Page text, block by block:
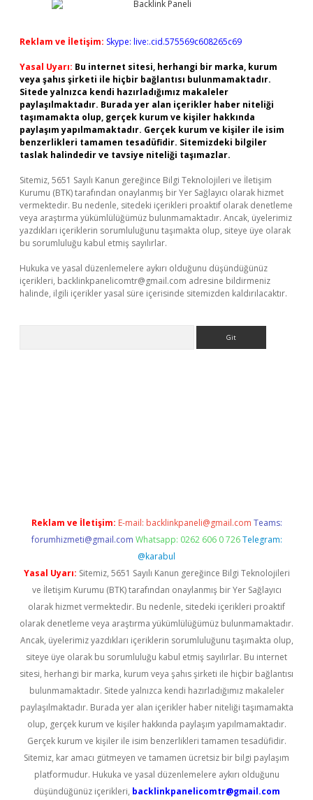
Reklam ve İletişim: Skype: live:.cid.575569c608265c69
Yasal Uyarı: Bu internet sitesi, herhangi bir marka, kurum
veya şahıs şirketi ile hiçbir bağlantısı bulunmamaktadır.
Sitede yalnızca kendi hazırladığımız makaleler
paylaşılmaktadır. Burada yer alan içerikler haber niteliği
taşımamakta olup, gerçek kurum ve kişiler hakkında
paylaşım yapılmamaktadır. Gerçek kurum ve kişiler ile isim
benzerlikleri tamamen tesadüfidir. Sitemizdeki bilgiler
taslak halindedir ve tavsiye niteliği taşımazlar.
Sitemiz, 5651 Sayılı Kanun gereğince Bilgi Teknolojileri ve İletişim
Kurumu (BTK) tarafından onaylanmış bir Yer Sağlayıcı olarak hizmet
vermektedir. Bu nedenle, sitedeki içerikleri proaktif olarak denetleme
veya araştırma yükümlülüğümüz bulunmamaktadır. Ancak, üyelerimiz
yazdıkları içeriklerin sorumluluğunu taşımakta olup, siteye üye olarak
bu sorumluluğu kabul etmiş sayılırlar.
Hukuka ve yasal düzenlemelere aykırı olduğunu düşündüğünüz
içerikleri, backlinkpanelicomtr@gmail.com adresine bildirmeniz
halinde, ilgili içerikler yasal süre içerisinde sitemizden kaldırılacaktır.
Reklam ve İletişim: E-mail: backlinkpaneli@gmail.com Teams:
forumhizmeti@gmail.com Whatsapp: 0262 606 0 726 Telegram:
@karabul
Yasal Uyarı: Sitemiz, 5651 Sayılı Kanun gereğince Bilgi Teknolojileri
ve İletişim Kurumu (BTK) tarafından onaylanmış bir Yer Sağlayıcı
olarak hizmet vermektedir. Bu nedenle, sitedeki içerikleri proaktif
olarak denetleme veya araştırma yükümlülüğümüz bulunmamaktadır.
Ancak, üyelerimiz yazdıkları içeriklerin sorumluluğunu taşımakta olup,
siteye üye olarak bu sorumluluğu kabul etmiş sayılırlar. Bu internet
sitesi, herhangi bir marka, kurum veya şahıs şirketi ile hiçbir bağlantısı
bulunmamaktadır. Sitede yalnızca kendi hazırladığımız makaleler
paylaşılmaktadır. Burada yer alan içerikler haber niteliği taşımamakta
olup, gerçek kurum ve kişiler hakkında paylaşım yapılmamaktadır.
Gerçek kurum ve kişiler ile isim benzerlikleri tamamen tesadüfidir.
Sitemiz, kar amacı gütmeyen ve tamamen ücretsiz bir bilgi paylaşım
platformudur. Hukuka ve yasal düzenlemelere aykırı olduğunu
düşündüğünüz içerikleri, backlinkpanelicomtr@gmail.com